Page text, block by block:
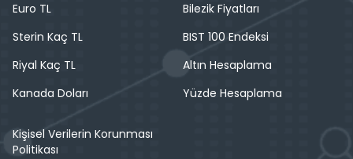
Euro TL
Sterin Kaç TL
Riyal Kaç TL
Kanada Doları
Bilezik Fiyatları
BIST 100 Endeksi
Altın Hesaplama
Yüzde Hesaplama
Kişisel Verilerin Korunması
Politikası